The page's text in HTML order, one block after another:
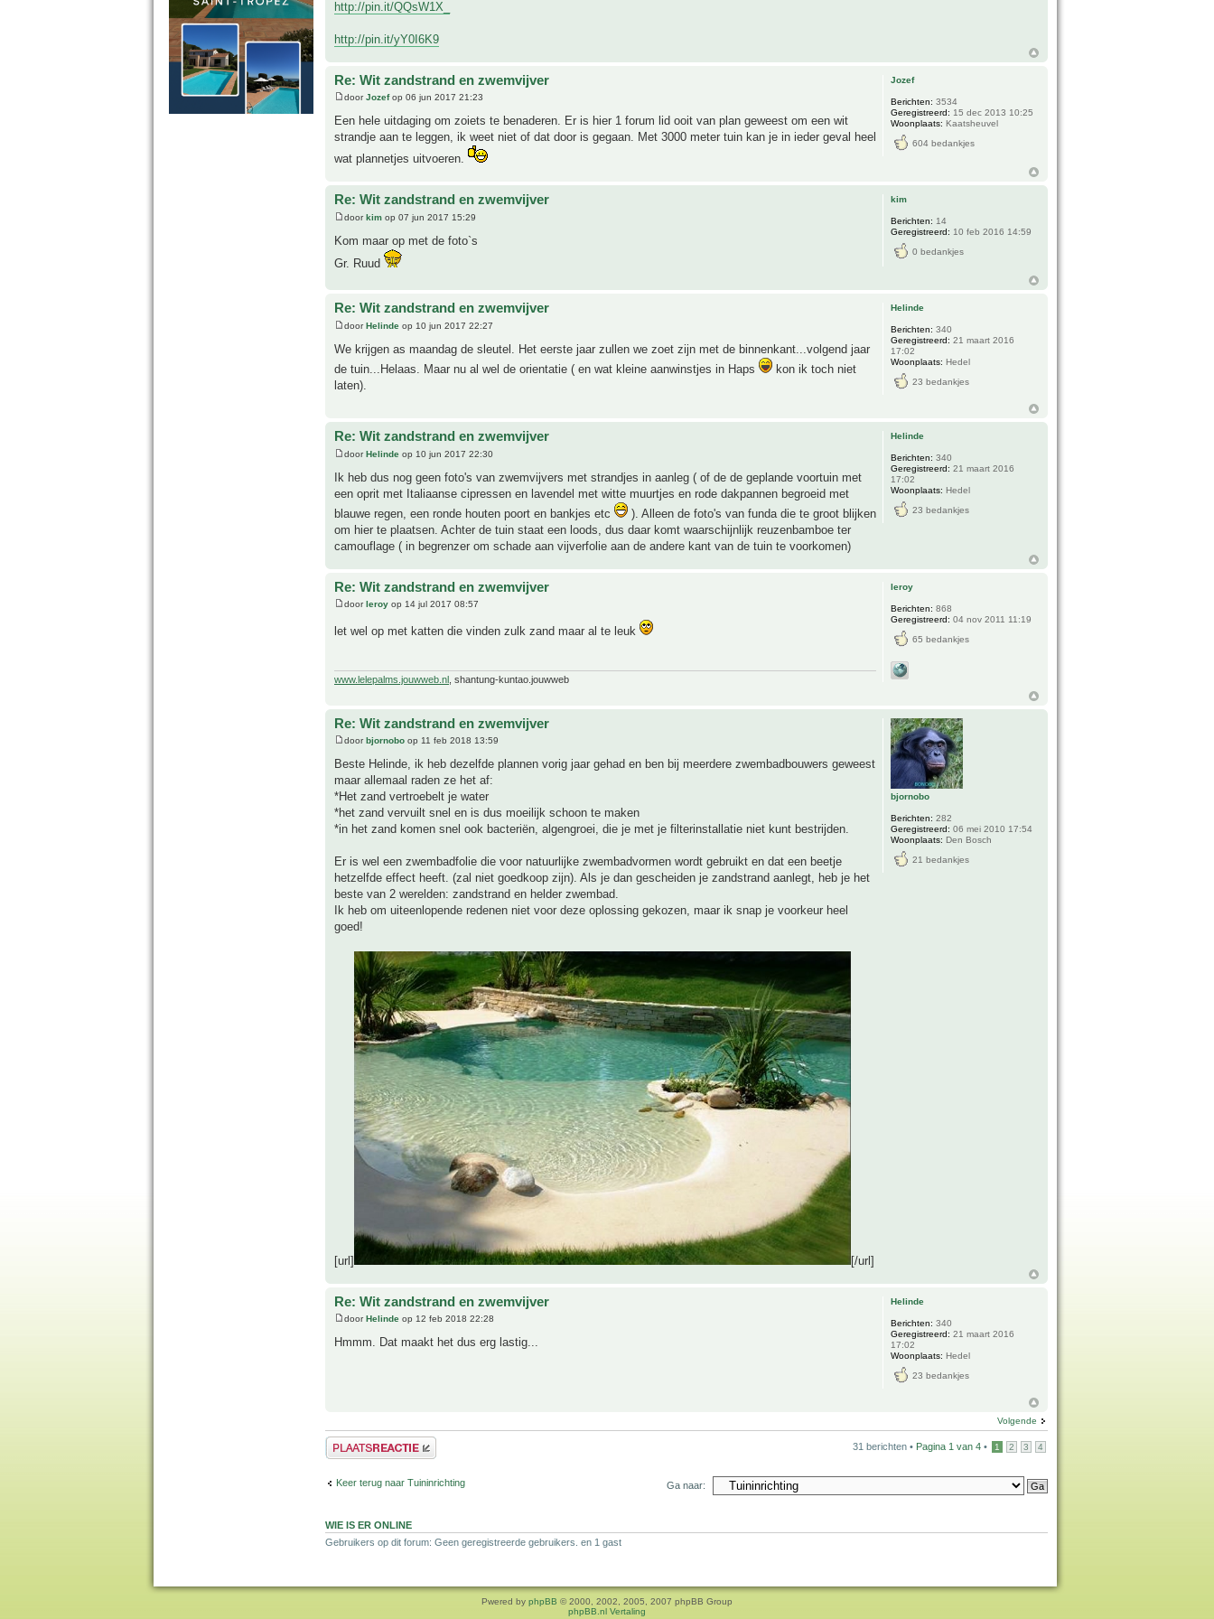
http://pin.it/QQsW1X_
http://pin.it/yY0I6K9
Re: Wit zandstrand en zwemvijver
doorJozefop 06 jun 2017 21:23
Een hele uitdaging om zoiets te benaderen. Er is hier 1 forum lid ooit van plan geweest om een wit
strandje aan te leggen, ik weet niet of dat door is gegaan. Met 3000 meter tuin kan je in ieder geval heel
wat plannetjes uitvoeren.
Jozef
Berichten: 3534
Geregistreerd: 15 dec 2013 10:25
Woonplaats: Kaatsheuvel
604 bedankjes
Re: Wit zandstrand en zwemvijver
doorkim op 07 jun 2017 15:29
Kom maar op met de foto`s
Gr. Ruud
kim
Berichten: 14
Geregistreerd: 10 feb 2016 14:59
0 bedankjes
Re: Wit zandstrand en zwemvijver
doorHelinde op 10 jun 2017 22:27
We krijgen as maandag de sleutel. Het eerste jaar zullen we zoet zijn met de binnenkant...volgend jaar
de tuin...Helaas. Maar nu al wel de orientatie ( en wat kleine aanwinstjes in Haps
kon ik toch niet
laten).
Helinde
Berichten: 340
Geregistreerd: 21 maart 2016
17:02
Woonplaats: Hedel
23 bedankjes
Re: Wit zandstrand en zwemvijver
doorHelinde op 10 jun 2017 22:30
Ik heb dus nog geen foto's van zwemvijvers met strandjes in aanleg ( of de de geplande voortuin met
een oprit met Italiaanse cipressen en lavendel met witte muurtjes en rode dakpannen begroeid met
blauwe regen, een ronde houten poort en bankjes etc
). Alleen de foto's van funda die te groot blijken
om hier te plaatsen. Achter de tuin staat een loods, dus daar komt waarschijnlijk reuzenbamboe ter
camouflage ( in begrenzer om schade aan vijverfolie aan de andere kant van de tuin te voorkomen)
Helinde
Berichten: 340
Geregistreerd: 21 maart 2016
17:02
Woonplaats: Hedel
23 bedankjes
Re: Wit zandstrand en zwemvijver
doorleroy op 14 jul 2017 08:57
let wel op met katten die vinden zulk zand maar al te leuk
www.lelepalms.jouwweb.nl , shantung-kuntao.jouwweb
leroy
Berichten: 868
Geregistreerd: 04 nov 2011 11:19
65 bedankjes
Re: Wit zandstrand en zwemvijver
doorbjornobo op 11 feb 2018 13:59
Beste Helinde, ik heb dezelfde plannen vorig jaar gehad en ben bij meerdere zwembadbouwers geweest
maar allemaal raden ze het af:
*Het zand vertroebelt je water
*het zand vervuilt snel en is dus moeilijk schoon te maken
*in het zand komen snel ook bacteriën, algengroei, die je met je filterinstallatie niet kunt bestrijden.
Er is wel een zwembadfolie die voor natuurlijke zwembadvormen wordt gebruikt en dat een beetje
hetzelfde effect heeft. (zal niet goedkoop zijn). Als je dan gescheiden je zandstrand aanlegt, heb je het
beste van 2 werelden: zandstrand en helder zwembad.
Ik heb om uiteenlopende redenen niet voor deze oplossing gekozen, maar ik snap je voorkeur heel
goed!
[url] [/url]
bjornobo
Berichten: 282
Geregistreerd: 06 mei 2010 17:54
Woonplaats: Den Bosch
21 bedankjes
Re: Wit zandstrand en zwemvijver
door Helinde op 12 feb 2018 22:28
Hmmm. Dat maakt het dus erg lastig...
Helinde
Berichten: 340
Geregistreerd: 21 maart 2016
17:02
Woonplaats: Hedel
23 bedankjes
Volgende
Plaats een reactie 31 berichten • Pagina 1 van 4 • 1 2 3 4
Keer terug naar Tuininrichting Ga naar:
WIE IS ER ONLINE
Gebruikers op dit forum: Geen geregistreerde gebruikers. en 1 gast
Pwered by phpBB © 2000, 2002, 2005, 2007 phpBB Group
phpBB.nl Vertaling